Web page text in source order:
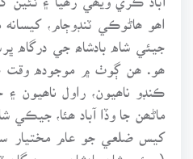
اھو ھاڻوڪي ٽنڊوڄام،
جيئي شاه بادشاھ جي درگاه
ھو. ھن ڳوٺ ۾ موجوده وقت
ڪنڊو ناھيون، راول ناھيون
ماڻھن جا وڏا آباد ھئا، جيڪي
کيس ضلعي جو عام مختيار
(جيئي شاه بادشاه جي درگاه